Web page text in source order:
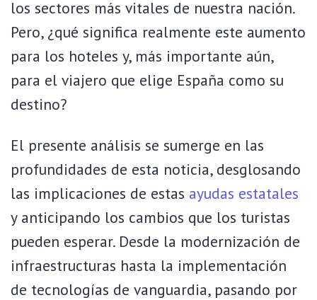
los sectores más vitales de nuestra nación.
Pero, ¿qué significa realmente este aumento
para los hoteles y, más importante aún,
para el viajero que elige España como su
destino?
El presente análisis se sumerge en las
profundidades de esta noticia, desglosando
las implicaciones de estas ayudas estatales
y anticipando los cambios que los turistas
pueden esperar. Desde la modernización de
infraestructuras hasta la implementación
de tecnologías de vanguardia, pasando por